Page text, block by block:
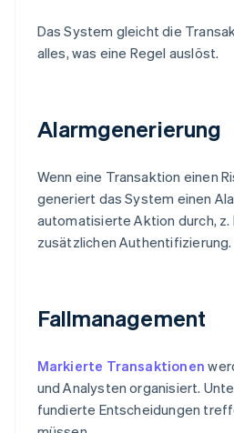
Das System gleicht die
alles, was eine Regel auslöst.
Alarmgenerierung
Wenn eine Transaktion einen
generiert das System einen
automatisierte Aktion durch,
zusätzlichen Authentifizierung.
Fallmanagement
Markierte Transaktionen
und Analysten organisiert.
fundierte Entscheidungen